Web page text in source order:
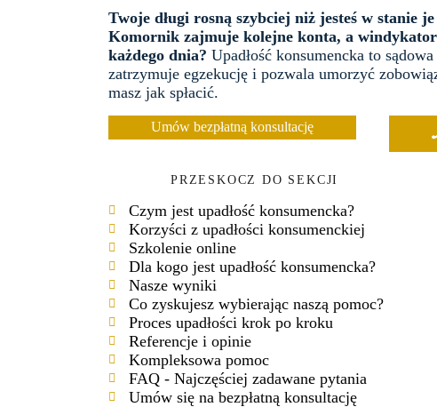
Twoje długi rosną szybciej niż jesteś w stanie je
Komornik zajmuje kolejne konta, a
każdego dnia? Upadłość konsumencka to
zatrzymuje egzekucję i pozwala umorzyć
masz jak spłacić.
Umów bezpłatną konsultację
PRZESKOCZ DO SEKCJI
Czym jest upadłość konsumencka?
Korzyści z upadłości konsumenckiej
Szkolenie online
Dla kogo jest upadłość konsumencka?
Nasze wyniki
Co zyskujesz wybierając naszą pomoc?
Proces upadłości krok po kroku
Referencje i opinie
Kompleksowa pomoc
FAQ - Najczęściej zadawane pytania
Umów się na bezpłatną konsultację